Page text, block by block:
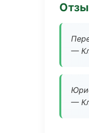
—
—